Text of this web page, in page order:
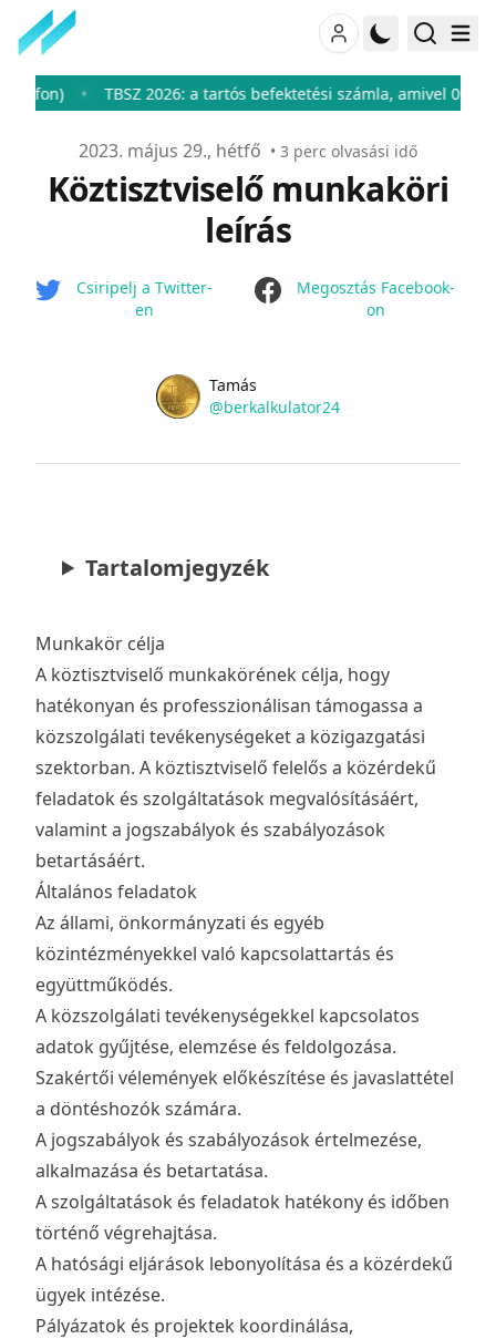
TBSZ 2026: a tartós befektetési számla, amivel 0%-ra
Publikálva
2023. május 29., hétfő • 3 perc olvasási idő
Köztisztviselő munkaköri
leírás
Csiripelj a Twitter-
en
facebook
Megosztás Facebook-
on
Name
Tamás
Twitter
@berkalkulator24
Tartalomjegyzék
Munkakör célja
A köztisztviselő munkakörének célja, hogy
hatékonyan és professzionálisan támogassa a
közszolgálati tevékenységeket a közigazgatási
szektorban. A köztisztviselő felelős a közérdekű
feladatok és szolgáltatások megvalósításáért,
valamint a jogszabályok és szabályozások
betartásáért.
Általános feladatok
Az állami, önkormányzati és egyéb
közintézményekkel való kapcsolattartás és
együttműködés.
A közszolgálati tevékenységekkel kapcsolatos
adatok gyűjtése, elemzése és feldolgozása.
Szakértői vélemények előkészítése és javaslattétel
a döntéshozók számára.
A jogszabályok és szabályozások értelmezése,
alkalmazása és betartatása.
A szolgáltatások és feladatok hatékony és időben
történő végrehajtása.
A hatósági eljárások lebonyolítása és a közérdekű
ügyek intézése.
Pályázatok és projektek koordinálása,